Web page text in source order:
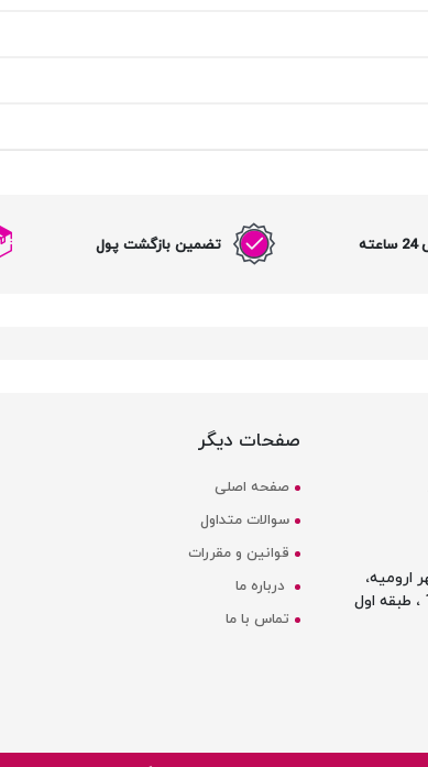
تضمین بازگشت پول
ارومیه،
صفحات دیگر
صفحه اصلی
سوالات متداول
قوانین و مقررات
درباره ما
تماس با ما